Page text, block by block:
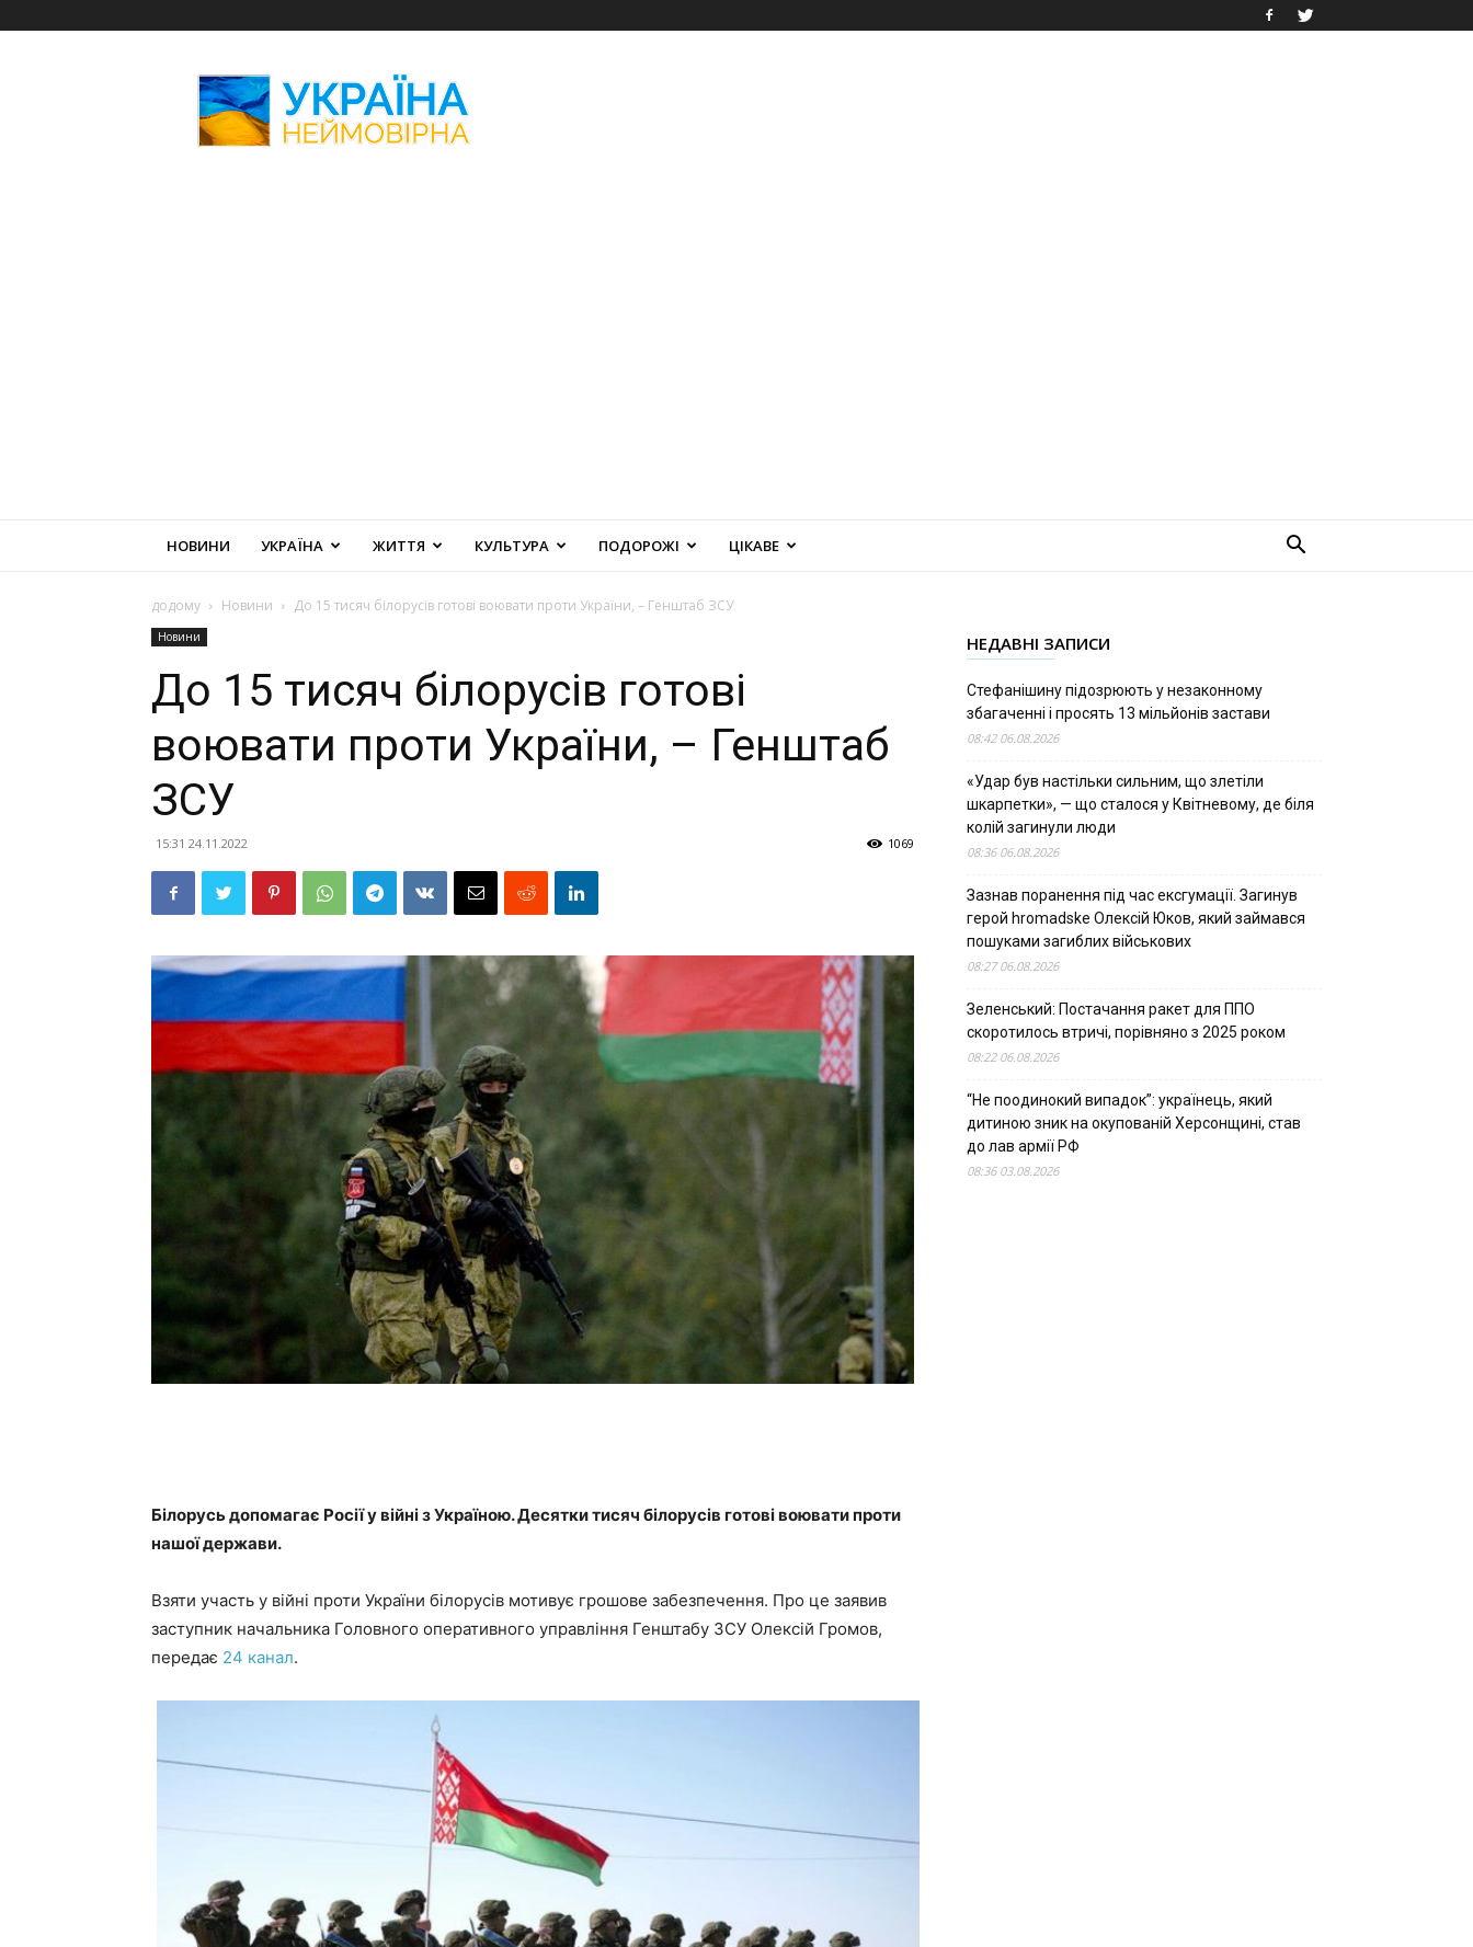
Неймовірна
НОВИНИ УКРАЇНА ЖИТТЯ КУЛЬТУРА ПОДОРОЖІ ЦІКАВЕ
додому Новини До 15 тисяч білорусів готові воювати проти України, – Генштаб ЗСУ
Новини
До 15 тисяч білорусів готові
воювати проти України, – Генштаб
ЗСУ
15:31 24.11.2022 1069
Білорусь допомагає Росії у війні з Україною. Десятки тисяч білорусів готові воювати проти
нашої держави.
Взяти участь у війні проти України білорусів мотивує грошове забезпечення. Про це заявив
заступник начальника Головного оперативного управління Генштабу ЗСУ Олексій Громов,
передає 24 канал.
НЕДАВНІ ЗАПИСИ
Стефанішину підозрюють у незаконному
збагаченні і просять 13 мільйонів застави
08:42 06.08.2026
«Удар був настільки сильним, що злетіли
шкарпетки», — що сталося у Квітневому, де біля
колій загинули люди
08:36 06.08.2026
Зазнав поранення під час ексгумації. Загинув
герой hromadske Олексій Юков, який займався
пошуками загиблих військових
08:27 06.08.2026
Зеленський: Постачання ракет для ППО
скоротилось втричі, порівняно з 2025 роком
08:22 06.08.2026
“Не поодинокий випадок”: українець, який
дитиною зник на окупованій Херсонщині, став
до лав армії РФ
08:36 03.08.2026